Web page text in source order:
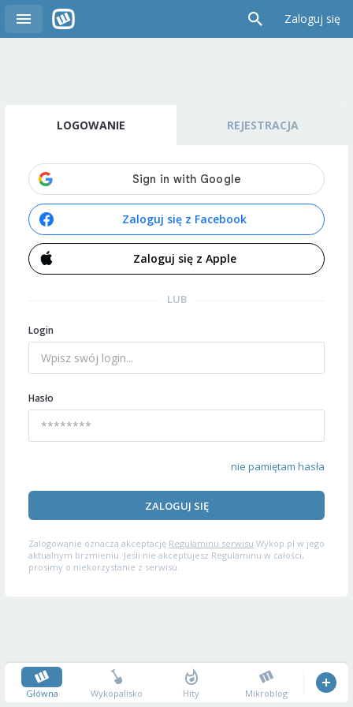
Zaloguj się
LOGOWANIE REJESTRACJA
Zaloguj się z Facebook
Zaloguj się z Apple
LUB
Login
Hasło
nie pamiętam hasła
ZALOGUJ SIĘ
Zalogowanie oznacza akceptację Regulaminu serwisu Wykop.pl w jego
aktualnym brzmieniu. Jeśli nie akceptujesz Regulaminu w całości,
prosimy o niekorzystanie z serwisu.
Główna Wykopalisko Hity Mikroblog